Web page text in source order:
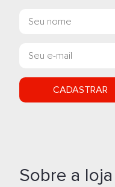
CADASTRAR
Sobre a loja